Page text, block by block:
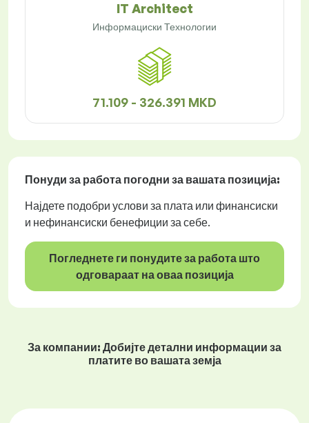
IT Architect
Информациски Технологии
71.109 - 326.391 MKD
Понуди за работа погодни за вашата позиција:
Најдете подобри услови за плата или финансиски
и нефинансиски бенефиции за себе.
Погледнете ги понудите за работа што
одговараат на оваа позиција
За компании: Добијте детални информации за
платите во вашата земја